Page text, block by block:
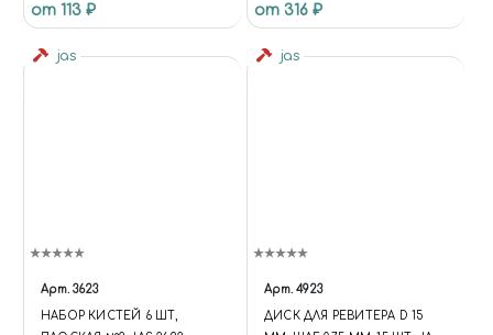
от 113 ₽ от 316 ₽
jas
Арт. 3623
НАБОР КИСТЕЙ 6 ШТ,
jas
Арт. 4923
ДИСК ДЛЯ РЕВИТЕРА D 15